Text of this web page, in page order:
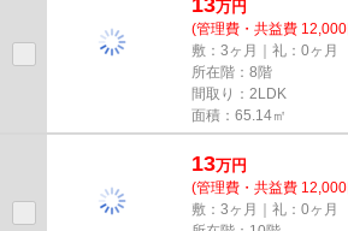
13万円
(管理費・共益費
敷：3ヶ月｜礼：0ヶ月
所在階：8階
間取り：2LDK
面積：65.14㎡
13万円
(管理費・共益費
敷：3ヶ月｜礼：0ヶ月